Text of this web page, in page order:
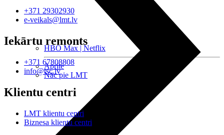
HBO Max | Netflix
Aprite
Nāc pie LMT
+371 29302930
e-veikals@lmt.lv
Iekārtu remonts
+371 67808808
info@tsc.lv
Klientu centri
LMT klientu centri
Biznesa klientu centri